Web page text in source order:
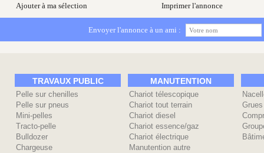
Ajouter à ma sélection Imprimer l'annonce
Envoyer l'annonce à un ami :
TRAVAUX PUBLIC
Pelle sur chenilles
Pelle sur pneus
Mini-pelles
Tracto-pelle
Bulldozer
Chargeuse
MANUTENTION
Chariot télescopique
Chariot tout terrain
Chariot diesel
Chariot essence/gaz
Chariot électrique
Manutention autre
Grues